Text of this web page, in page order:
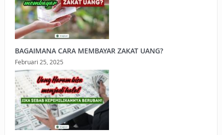
BAGAIMANA CARA MEMBAYAR ZAKAT UANG?
Februari 25, 2025